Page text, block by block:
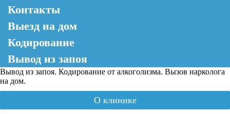
Контакты
Выезд на дом
Кодирование
Вывод из запоя
Вывод из запоя. Кодирование от алкоголизма. Вызов нарколога
на дом.
О клинике